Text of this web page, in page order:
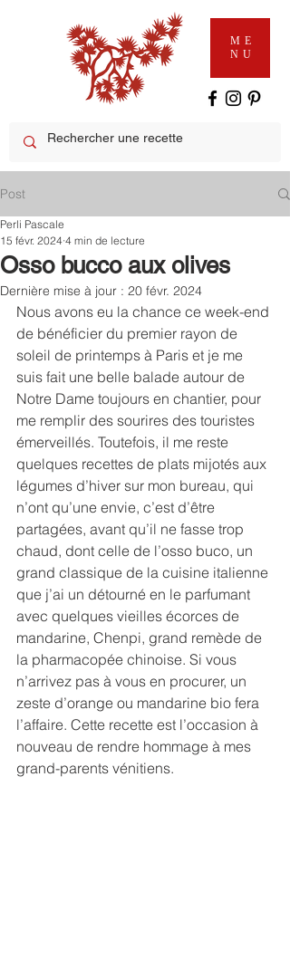
ME
NU
Post
Osso bucco aux olives
Perli Pascale
15 févr. 2024 4 min de lecture
Dernière mise à jour : 20 févr. 2024
Nous avons eu la chance ce week-end
de bénéficier du premier rayon de
soleil de printemps à Paris et je me
suis fait une belle balade autour de
Notre Dame toujours en chantier, pour
me remplir des sourires des touristes
émerveillés. Toutefois, il me reste
quelques recettes de plats mijotés aux
légumes d’hiver sur mon bureau, qui
n’ont qu’une envie, c’est d’être
partagées, avant qu’il ne fasse trop
chaud, dont celle de l’osso buco, un
grand classique de la cuisine italienne
que j’ai un détourné en le parfumant
avec quelques vieilles écorces de
mandarine, Chenpi, grand remède de
la pharmacopée chinoise. Si vous
n’arrivez pas à vous en procurer, un
zeste d’orange ou mandarine bio fera
l’affaire. Cette recette est l’occasion à
nouveau de rendre hommage à mes
grand-parents vénitiens.